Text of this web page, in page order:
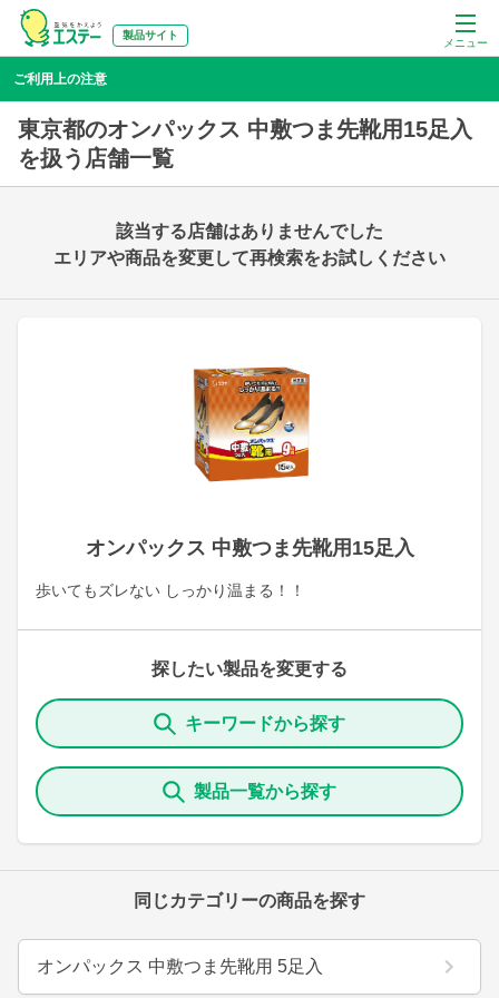
メニュー
製品サイト
ご利用上の注意
東京都のオンパックス 中敷つま先靴用15足入
を扱う店舗一覧
オンパックス 中敷つま先靴用15足入
歩いてもズレない しっかり温まる！！
探したい製品を変更する
キーワードから探す
製品一覧から探す
同じカテゴリーの商品を探す
オンパックス 中敷つま先靴用 5足入
該当する店舗はありませんでした
エリアや商品を変更して再検索をお試しください